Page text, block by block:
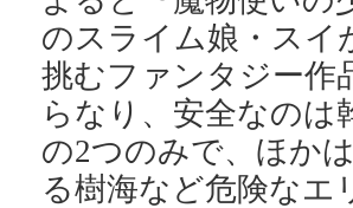
のスライム娘・スイ
挑むファンタジー作
らなり、安全なのは
の2つのみで、ほか
る樹海など危険なエ